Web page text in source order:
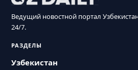
Ведущий новостной портал
24/7.
РАЗДЕЛЫ
Узбекистан